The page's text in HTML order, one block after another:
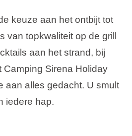
keuze aan het ontbijt tot
van topkwaliteit op de grill
aan het strand, bij
Camping Sirena Holiday
aan alles gedacht. U smult
iedere hap.